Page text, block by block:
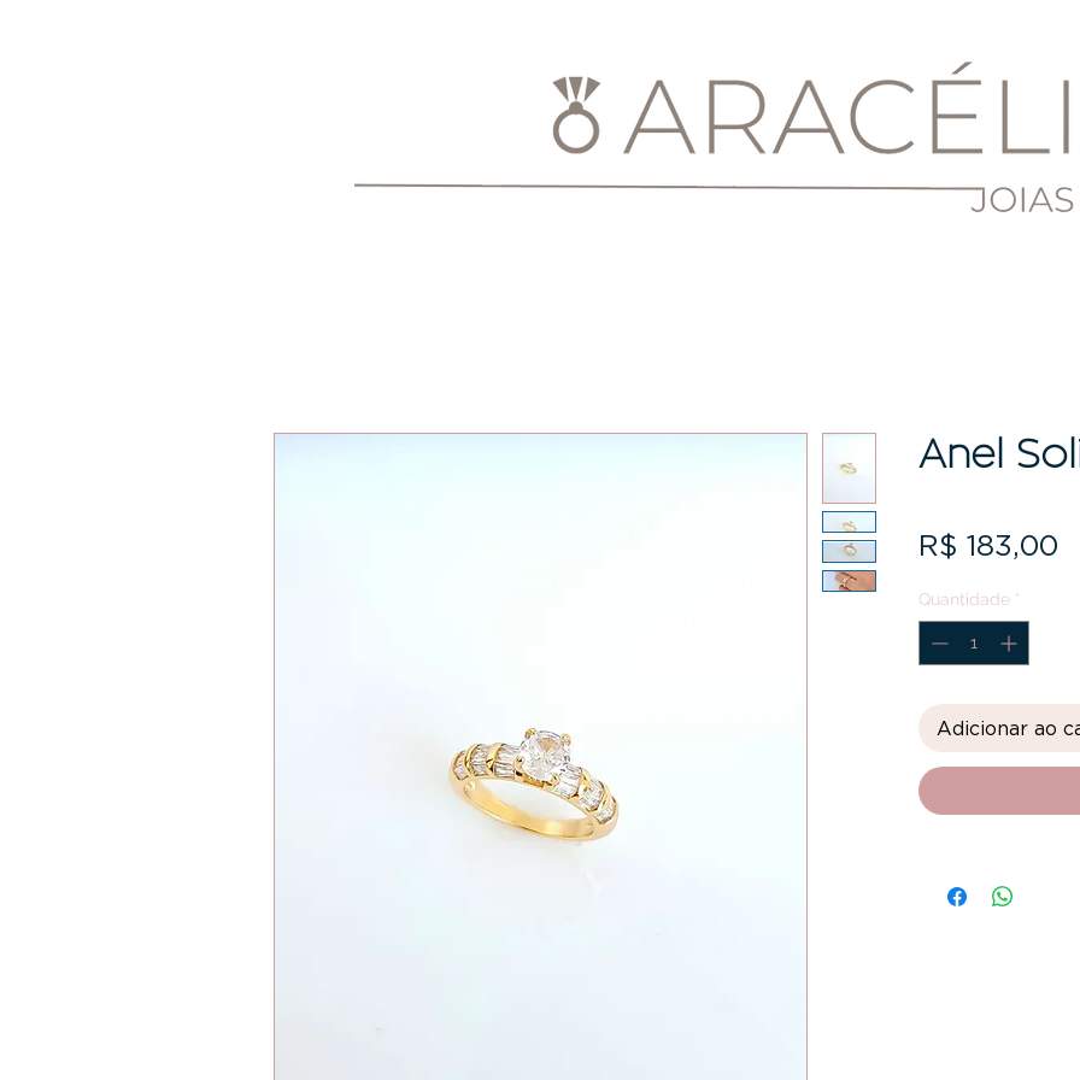
Anel
R$ 183,00
Quantidade *
Adicionar ao